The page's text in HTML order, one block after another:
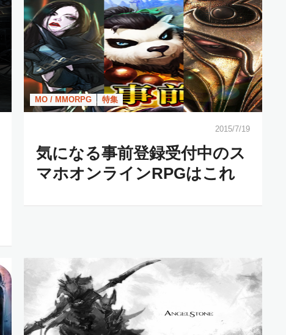
MO / MMORPG 特集
2015/7/19
気になる事前登録受付中のス
マホオンラインRPGはこれ